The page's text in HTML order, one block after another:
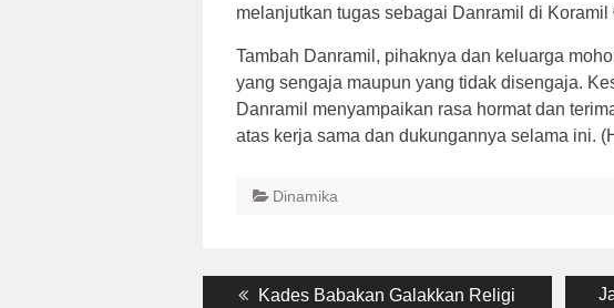
melanjutkan tugas sebagai Danramil di Koramil
Tambah Danramil, pihaknya dan keluarga
yang sengaja maupun yang tidak disengaja.
Danramil menyampaikan rasa hormat dan
atas kerja sama dan dukungannya selama ini.
Dinamika
Post Previous
Kades Babakan Galakkan Religi